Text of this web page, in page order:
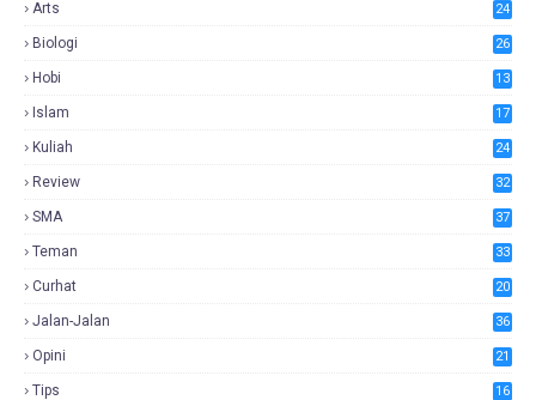
Arts 24
Biologi 26
Hobi 13
Islam 17
Kuliah 24
Review 32
SMA 37
Teman 33
Curhat 20
Jalan-Jalan 36
Opini 21
Tips 16